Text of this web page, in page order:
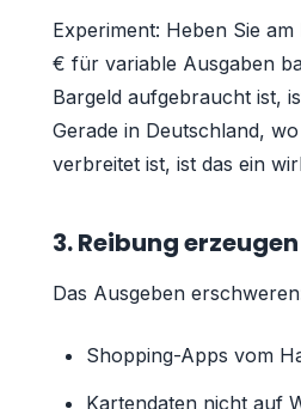
Experiment: Heben Sie
€ für variable Ausgaben
Bargeld aufgebraucht ist,
Gerade in Deutschland,
verbreitet ist, ist das ein
3. Reibung erzeugen
Das Ausgeben
Shopping-Apps vom
Kartendaten nicht auf